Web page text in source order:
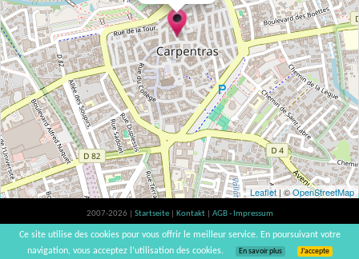
Leaflet | ©OpenStreetMap
2007-2026 | Startseite Kontakt
AGB - Impressum
Der Verzehr von Alkohol ist gesundheitsschädlich, Verzehr in Maßen empfohlen |
vinsnaturels | v3.12
Ce site utilise des cookies pour vous offrir le meilleur service. En poursuivant votre
navigation, vous acceptez l’utilisation des cookies.
En savoir plus J’accepte